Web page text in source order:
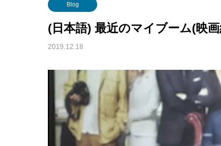
About Us
Alumni
同窓生
Research
Building
分子をつなぐ
Blog
(日本語) テニス部初の大会出
場！
(日本
Blog
(日本語) 最近のマイブーム(映
2019.12.18